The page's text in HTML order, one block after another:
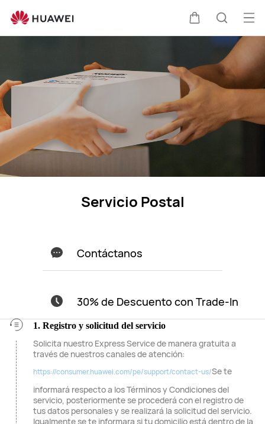
reparación
postal
Carrito
Servicio Postal
Contáctanos
30% de Descuento con Trade-In
1. Registro y solicitud del servicio
Solicita nuestro Express Service de manera gratuita a
través de nuestros canales de atención:
https://consumer.huawei.com/pe/support/contact-us/Se te
informará respecto a los Términos y Condiciones del
servicio, posteriormente se procederá con el registro de
tus datos personales y se realizará la solicitud del servicio.
Igualmente se te informara si tu domicilio está dentro de la